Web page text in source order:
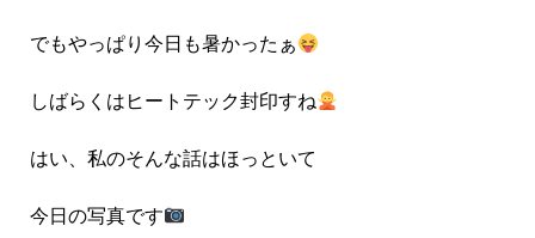
でもやっぱり今日も暑かったぁ
しばらくはヒートテック封印すね
はい、私のそんな話はほっといて
今日の写真です